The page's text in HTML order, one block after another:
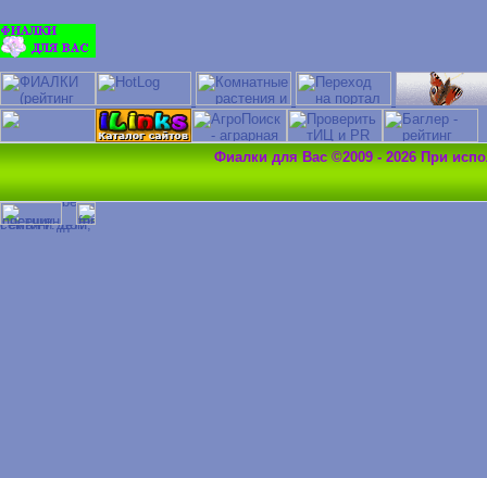
Фиалки для Вас ©2009 - 2026 При